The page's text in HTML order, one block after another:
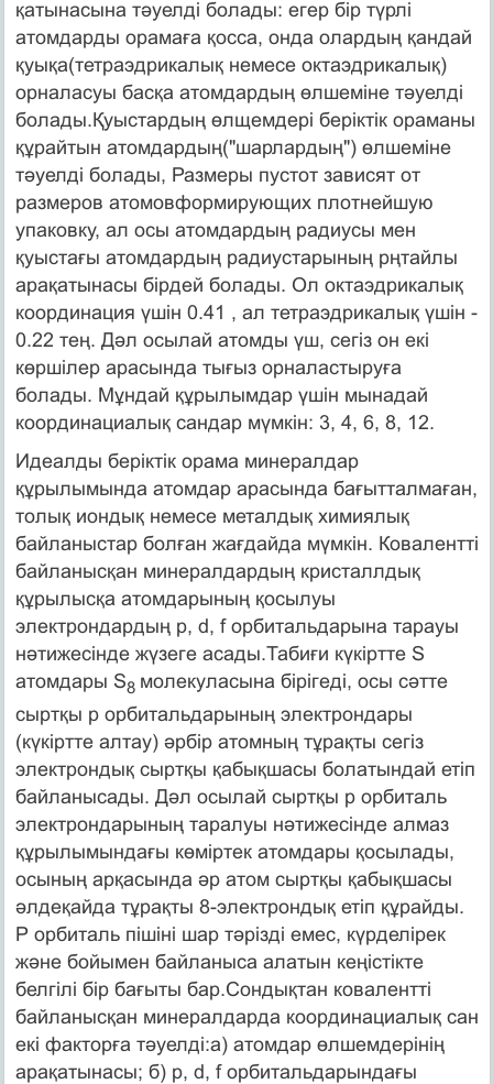
қатынасына тәуелді болады: егер бір түрлі
атомдарды орамаға қосса, онда олардың қандай
қуықа(тетраэдрикалық немесе октаэдрикалық)
орналасуы басқа атомдардың өлшеміне тәуелді
болады.Қуыстардың өлщемдері беріктік ораманы
құрайтын атомдардың("шарлардың") өлшеміне
тәуелді болады, Размеры пустот зависят от
размеров атомовформирующих плотнейшую
упаковку, ал осы атомдардың радиусы мен
қуыстағы атомдардың радиустарының рңтайлы
арақатынасы бірдей болады. Ол октаэдрикалық
координация үшін 0.41 , ал тетраэдрикалық үшін -
0.22 тең. Дәл осылай атомды үш, сегіз он екі
көршілер арасында тығыз орналастыруға
болады. Мұндай құрылымдар үшін мынадай
координациалық сандар мүмкін: 3, 4, 6, 8, 12.
Идеалды беріктік орама минералдар
құрылымында атомдар арасында бағытталмаған,
толық иондық немесе металдық химиялық
байланыстар болған жағдайда мүмкін. Ковалентті
байланысқан минералдардың кристаллдық
құрылысқа атомдарының қосылуы
электрондардың p, d, f орбитальдарына тарауы
нәтижесінде жүзеге асады.Табиғи күкіртте S
атомдары S8 молекуласына бірігеді, осы сәтте
сыртқы p орбитальдарының электрондары
(күкіртте алтау) әрбір атомның тұрақты сегіз
электрондық сыртқы қабықшасы болатындай етіп
байланысады. Дәл осылай сыртқы р орбиталь
электрондарының таралуы нәтижесінде алмаз
құрылымындағы көміртек атомдары қосылады,
осының арқасында әр атом сыртқы қабықшасы
әлдеқайда тұрақты 8-электрондық етіп құрайды.
Р орбиталь пішіні шар тәрізді емес, күрделірек
және бойымен байланыса алатын кеңістікте
белгілі бір бағыты бар.Сондықтан ковалентті
байланысқан минералдарда координациалық сан
екі факторға тәуелді:а) атомдар өлшемдерінің
арақатынасы; б) p, d, f орбитальдарындағы